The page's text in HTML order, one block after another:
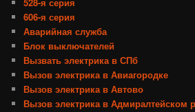
528-я серия
606-я серия
Аварийная служба
Блок выключателей
Вызвать электрика в СПб
Вызов электрика в Авиагородке
Вызов электрика в Автово
Вызов электрика в Адмиралтейском